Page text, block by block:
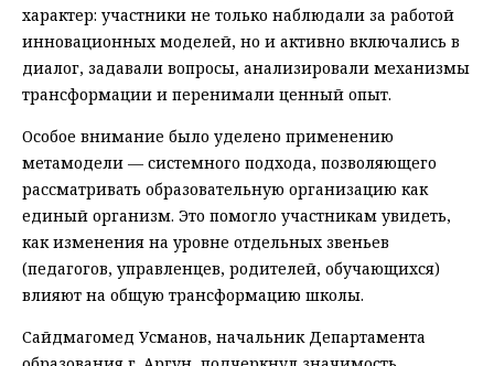
характер: участники не только наблюдали за работой
инновационных моделей, но и активно включались в
диалог, задавали вопросы, анализировали механизмы
трансформации и перенимали ценный опыт.
Особое внимание было уделено применению
метамодели — системного подхода, позволяющего
рассматривать образовательную организацию как
единый организм. Это помогло участникам увидеть,
как изменения на уровне отдельных звеньев
(педагогов, управленцев, родителей, обучающихся)
влияют на общую трансформацию школы.
Сайдмагомед Усманов, начальник Департамента